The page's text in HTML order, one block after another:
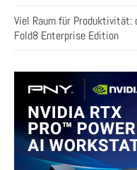
Viel Raum für Produktivität:
Fold8 Enterprise Edition